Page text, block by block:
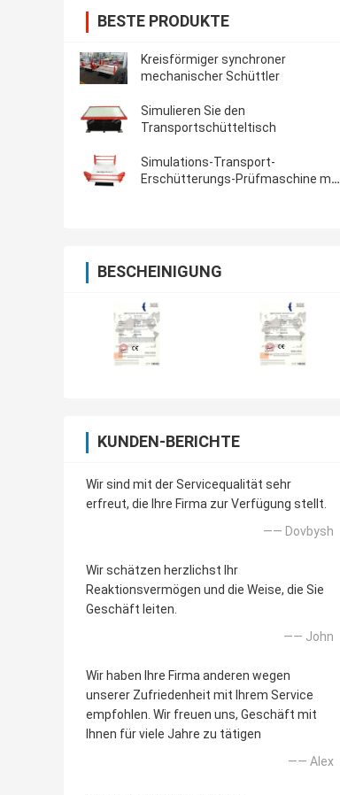
BESTE PRODUKTE
Kreisförmiger synchroner
mechanischer Schüttler
Simulieren Sie den
Transportschütteltisch
Simulations-Transport-
Erschütterungs-Prüfmaschine mit
BESCHEINIGUNG
KUNDEN-BERICHTE
Wir sind mit der Servicequalität sehr
erfreut, die Ihre Firma zur Verfügung stellt.
—— Dovbysh
Wir schätzen herzlichst Ihr
Reaktionsvermögen und die Weise, die Sie
Geschäft leiten.
—— John
Wir haben Ihre Firma anderen wegen
unserer Zufriedenheit mit Ihrem Service
empfohlen. Wir freuen uns, Geschäft mit
Ihnen für viele Jahre zu tätigen
—— Alex